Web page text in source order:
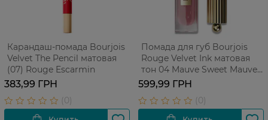
Карандаш-помада Bourjois
Velvet The Pencil матовая
(07) Rouge Escarmin
383,99 ГРН
Помада для губ Bourjois
Rouge Velvet Ink матовая
тон 04 Mauve Sweet Mauve
35 мл
599,99 ГРН